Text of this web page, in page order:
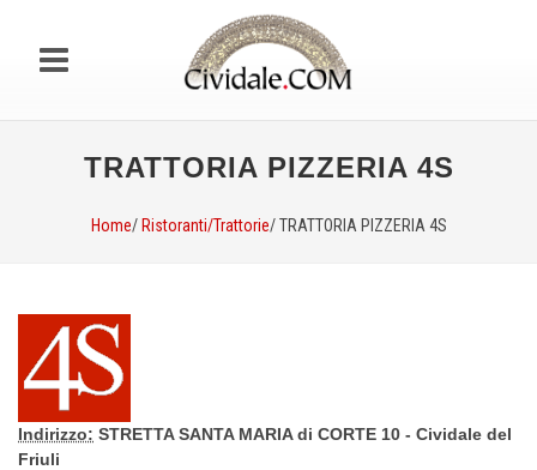
TRATTORIA PIZZERIA 4S
Home/ Ristoranti/Trattorie/ TRATTORIA PIZZERIA 4S
Indirizzo: STRETTA SANTA MARIA di CORTE 10 - Cividale del
Friuli